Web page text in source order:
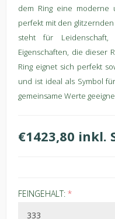
dem Ring eine moderne
perfekt mit den
steht für
Eigenschaften, die dieser
Ring eignet sich perfekt
und ist ideal als Symbol
gemeinsame Werte
€1423,80 inkl.
FEINGEHALT: *